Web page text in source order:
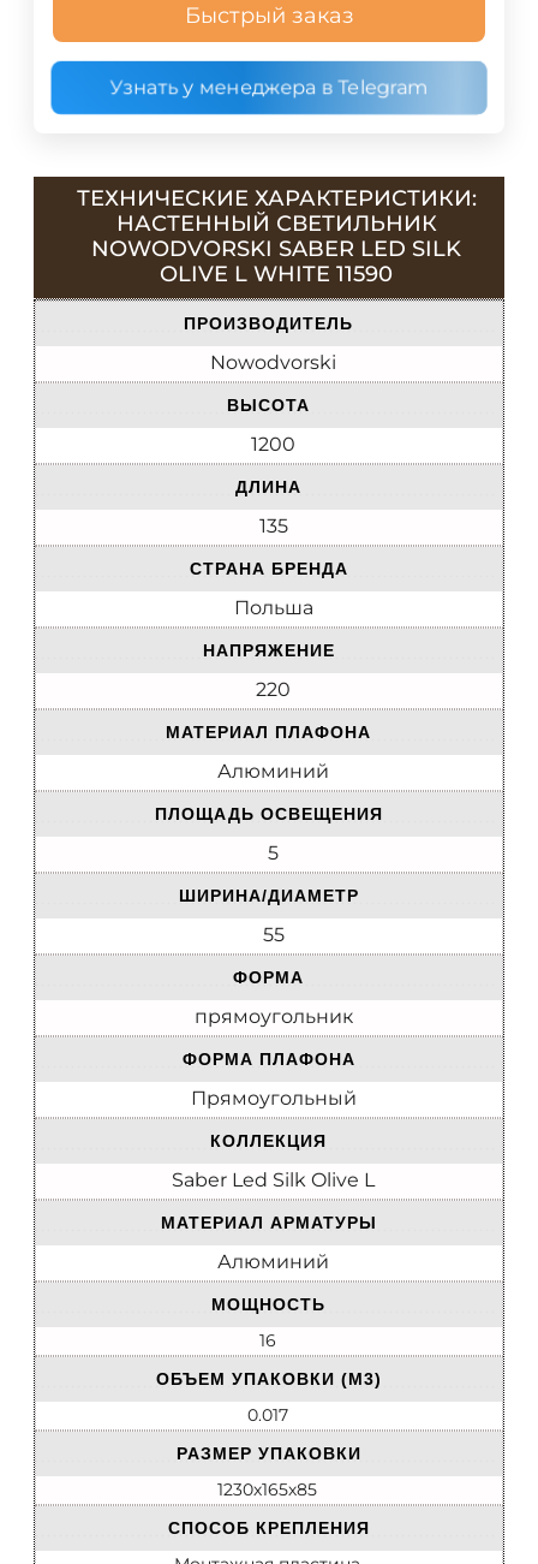
Быстрый заказ
Узнать у менеджера в Telegram
ТЕХНИЧЕСКИЕ ХАРАКТЕРИСТИКИ:
НАСТЕННЫЙ СВЕТИЛЬНИК
NOWODVORSKI SABER LED SILK
OLIVE L WHITE 11590
ПРОИЗВОДИТЕЛЬ
Nowodvorski
ВЫСОТА
1200
ДЛИНА
135
СТРАНА БРЕНДА
Польша
НАПРЯЖЕНИЕ
220
МАТЕРИАЛ ПЛАФОНА
Алюминий
ПЛОЩАДЬ ОСВЕЩЕНИЯ
5
ШИРИНА/ДИАМЕТР
55
ФОРМА
прямоугольник
ФОРМА ПЛАФОНА
Прямоугольный
КОЛЛЕКЦИЯ
Saber Led Silk Olive L
МАТЕРИАЛ АРМАТУРЫ
Алюминий
МОЩНОСТЬ
16
ОБЪЕМ УПАКОВКИ (М3)
0.017
РАЗМЕР УПАКОВКИ
1230х165х85
СПОСОБ КРЕПЛЕНИЯ